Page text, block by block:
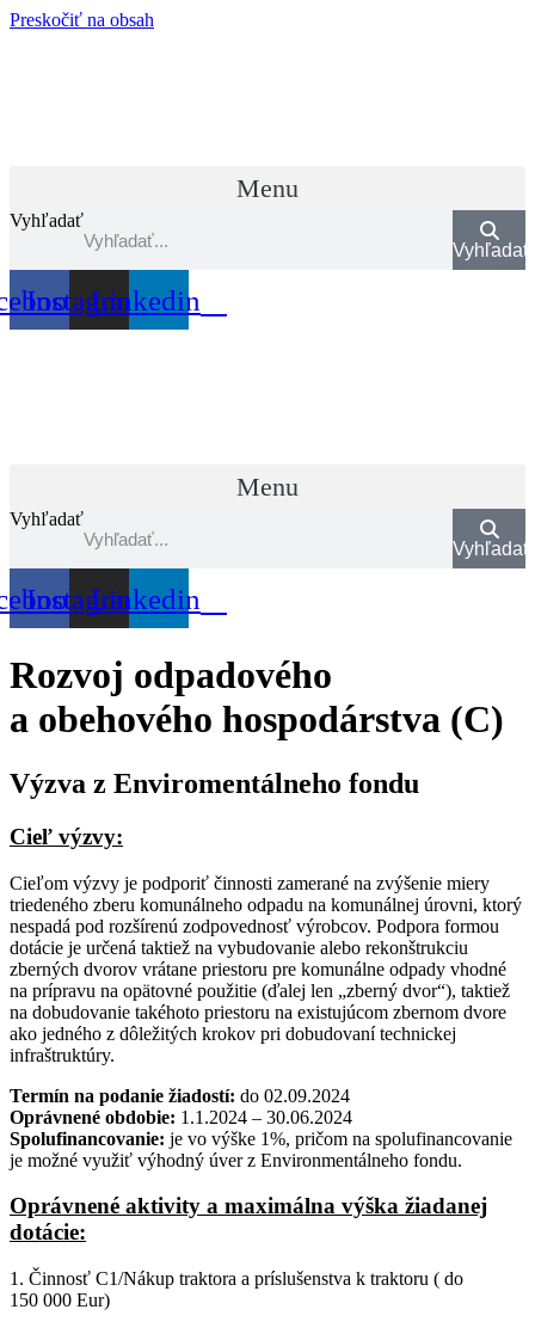
Preskočiť na obsah
Menu
Vyhľadať
Vyhľadať
InstagramLinkedin
Menu
Vyhľadať
Vyhľadať
InstagramLinkedin
Rozvoj odpadového
a obehového hospodárstva (C)
Výzva z Enviromentálneho fondu
Cieľ výzvy:
Cieľom výzvy je podporiť činnosti zamerané na zvýšenie miery
triedeného zberu komunálneho odpadu na komunálnej úrovni, ktorý
nespadá pod rozšírenú zodpovednosť výrobcov. Podpora formou
dotácie je určená taktiež na vybudovanie alebo rekonštrukciu
zberných dvorov vrátane priestoru pre komunálne odpady vhodné
na prípravu na opätovné použitie (ďalej len „zberný dvor“), taktiež
na dobudovanie takéhoto priestoru na existujúcom zbernom dvore
ako jedného z dôležitých krokov pri dobudovaní technickej
infraštruktúry.
Termín na podanie žiadostí: do 02.09.2024
Oprávnené obdobie: 1.1.2024 – 30.06.2024
Spolufinancovanie: je vo výške 1%, pričom na spolufinancovanie
je možné využiť výhodný úver z Environmentálneho fondu.
Oprávnené aktivity a maximálna výška žiadanej
dotácie:
1. Činnosť C1/Nákup traktora a príslušenstva k traktoru ( do
150 000 Eur)